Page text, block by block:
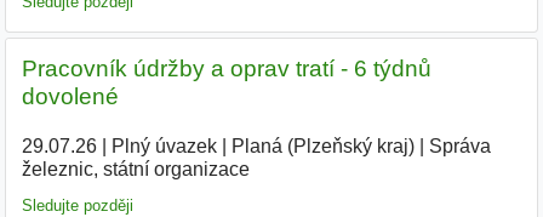
Pracovník údržby a oprav tratí - 6 týdnů
dovolené
29.07.26| Plný úvazek| Planá (Plzeňský kraj)|
Správa
železnic, státní organizace
Sledujte později